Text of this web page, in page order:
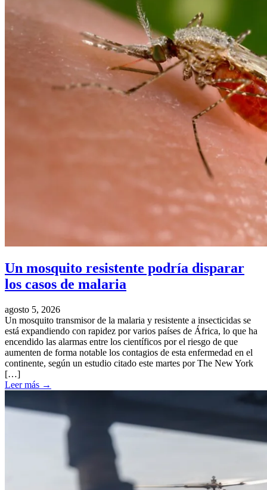
Un mosquito resistente podría disparar
los casos de malaria
agosto 5, 2026
Un mosquito transmisor de la malaria y resistente a insecticidas se
está expandiendo con rapidez por varios países de África, lo que ha
encendido las alarmas entre los científicos por el riesgo de que
aumenten de forma notable los contagios de esta enfermedad en el
continente, según un estudio citado este martes por The New York
[…]
Leer más →